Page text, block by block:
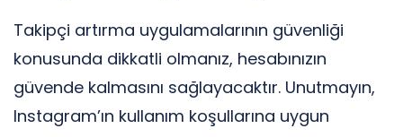
Takipçi artırma uygulamalarının güvenliği
konusunda dikkatli olmanız, hesabınızın
güvende kalmasını sağlayacaktır. Unutmayın,
Instagram’ın kullanım koşullarına uygun